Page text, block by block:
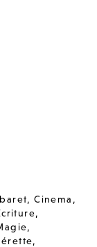
,Cinema ,
,
,
,